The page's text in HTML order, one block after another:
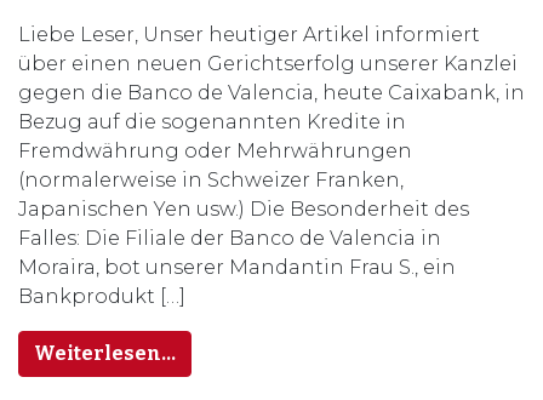
Liebe Leser, Unser heutiger Artikel informiert
über einen neuen Gerichtserfolg unserer Kanzlei
gegen die Banco de Valencia, heute Caixabank, in
Bezug auf die sogenannten Kredite in
Fremdwährung oder Mehrwährungen
(normalerweise in Schweizer Franken,
Japanischen Yen usw.) Die Besonderheit des
Falles: Die Filiale der Banco de Valencia in
Moraira, bot unserer Mandantin Frau S., ein
Bankprodukt […]
Weiterlesen…